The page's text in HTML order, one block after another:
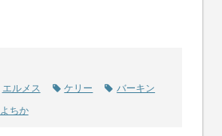
エルメス ケリー
バーキン
よちか